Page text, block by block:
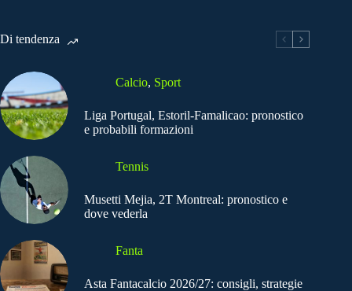
Di tendenza
Calcio, Sport
Liga Portugal, Estoril-Famalicao: pronostico
e probabili formazioni
Tennis
Musetti Mejia, 2T Montreal: pronostico e
dove vederla
Fanta
Asta Fantacalcio 2026/27: consigli, strategie